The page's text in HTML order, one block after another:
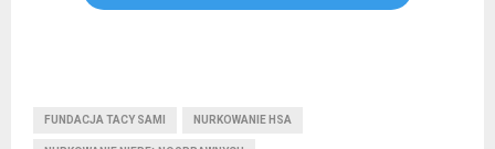
FUNDACJA TACY SAMI NURKOWANIE HSA